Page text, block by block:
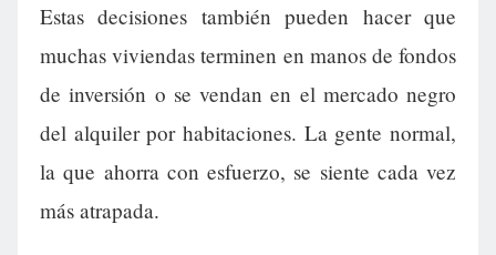
Estas decisiones también pueden hacer que
muchas viviendas terminen en manos de fondos
de inversión o se vendan en el mercado negro
del alquiler por habitaciones. La gente normal,
la que ahorra con esfuerzo, se siente cada vez
más atrapada.